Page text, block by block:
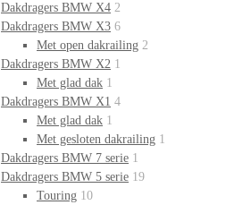
Dakdragers BMW X4 2
Dakdragers BMW X3 6
Met open dakrailing 2
Dakdragers BMW X2 1
Met glad dak 1
Dakdragers BMW X1 4
Met glad dak 1
Met gesloten dakrailing 1
Dakdragers BMW 7 serie 1
Dakdragers BMW 5 serie 19
Touring 10